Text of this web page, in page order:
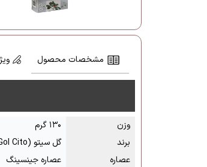
مشخصات محصول
وزن ۱۳۰ گرم
برند
گل سیتو (Gol Cito)
عصاره
عصاره جینسینگ